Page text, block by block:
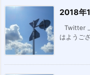
2018年
Twitter
はようご